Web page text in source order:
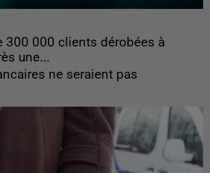
300 000 clients dérobées à
une...
ne seraient pas